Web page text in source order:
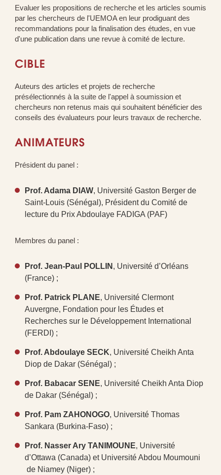
Evaluer les propositions de recherche et les articles soumis
par les chercheurs de l'UEMOA en leur prodiguant des
recommandations pour la finalisation des études, en vue
d'une publication dans une revue à comité de lecture.
CIBLE
Auteurs des articles et projets de recherche
présélectionnés à la suite de l'appel à soumission et
chercheurs non retenus mais qui souhaitent bénéficier des
conseils des évaluateurs pour leurs travaux de recherche.
ANIMATEURS
Président du panel :
Prof. Adama DIAW, Université Gaston Berger de
Saint-Louis (Sénégal), Président du Comité de
lecture du Prix Abdoulaye FADIGA (PAF)
Membres du panel :
Prof. Jean-Paul POLLIN , Université d’Orléans
(France) ;
Prof. Patrick PLANE, Université Clermont
Auvergne, Fondation pour les Études et
Recherches sur le Développement International
(FERDI) ;
Prof. Abdoulaye SECK, Université Cheikh Anta
Diop de Dakar (Sénégal) ;
Prof. Babacar SENE, Université Cheikh Anta Diop
de Dakar (Sénégal) ;
Prof. Pam ZAHONOGO, Université Thomas
Sankara (Burkina-Faso) ;
Prof. Nasser Ary TANIMOUNE, Université
d’Ottawa (Canada) et Université Abdou Moumouni
de Niamey (Niger) ;